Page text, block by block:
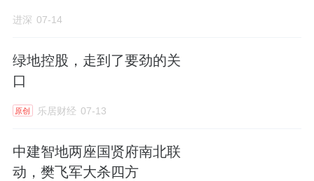
配合项目定位，预计引进的业态也将以高奢档
顶级商业滋养顶豪生活，大幅拉升小区的居住
属性，中建智地这个项目显然是奔着世界级豪
进深 07-14
绿地控股，走到了要劲的关
口
原创 乐居财经 07-13
中建智地两座国贤府南北联
动，樊飞军大杀四方